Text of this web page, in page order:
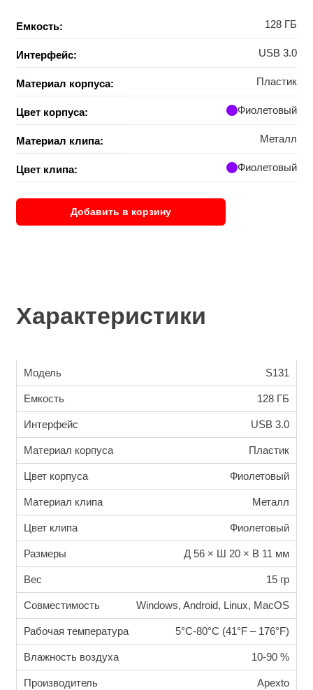
Емкость: 128 ГБ
Интерфейс: USB 3.0
Материал корпуса: Пластик
Цвет корпуса: Фиолетовый
Материал клипа: Металл
Цвет клипа: Фиолетовый
Добавить в корзину
Характеристики
Модель S131
Емкость 128 ГБ
Интерфейс USB 3.0
Материал корпуса Пластик
Цвет корпуса Фиолетовый
Материал клипа Металл
Цвет клипа Фиолетовый
Размеры Д 56 × Ш 20 × В 11 мм
Вес 15 гр
Совместимость Windows, Android, Linux, MacOS
Рабочая температура 5°C-80°C (41°F – 176°F)
Влажность воздуха 10-90 %
Производитель Apexto